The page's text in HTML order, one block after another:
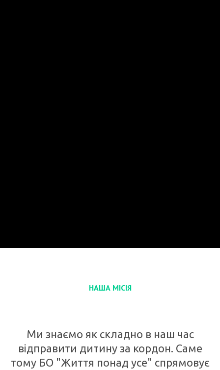
НАША МІСІЯ
Ми знаємо як складно в наш час
відправити дитину за кордон. Саме
тому БО "Життя понад усе" спрямовує